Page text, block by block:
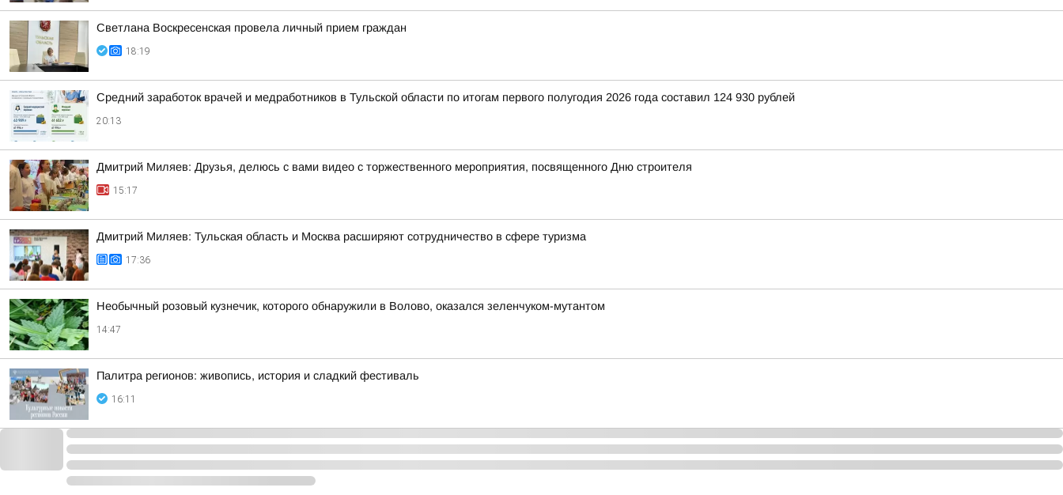
Светлана Воскресенская провела личный прием граждан
18:19
Средний заработок врачей и медработников в Тульской области по итогам первого полугодия 2026 года составил 124 930 рублей
20:13
Дмитрий Миляев: Друзья, делюсь с вами видео с торжественного мероприятия, посвященного Дню строителя
15:17
Дмитрий Миляев: Тульская область и Москва расширяют сотрудничество в сфере туризма
17:36
Необычный розовый кузнечик, которого обнаружили в Волово, оказался зеленчуком-мутантом
14:47
Палитра регионов: живопись, история и сладкий фестиваль
16:11